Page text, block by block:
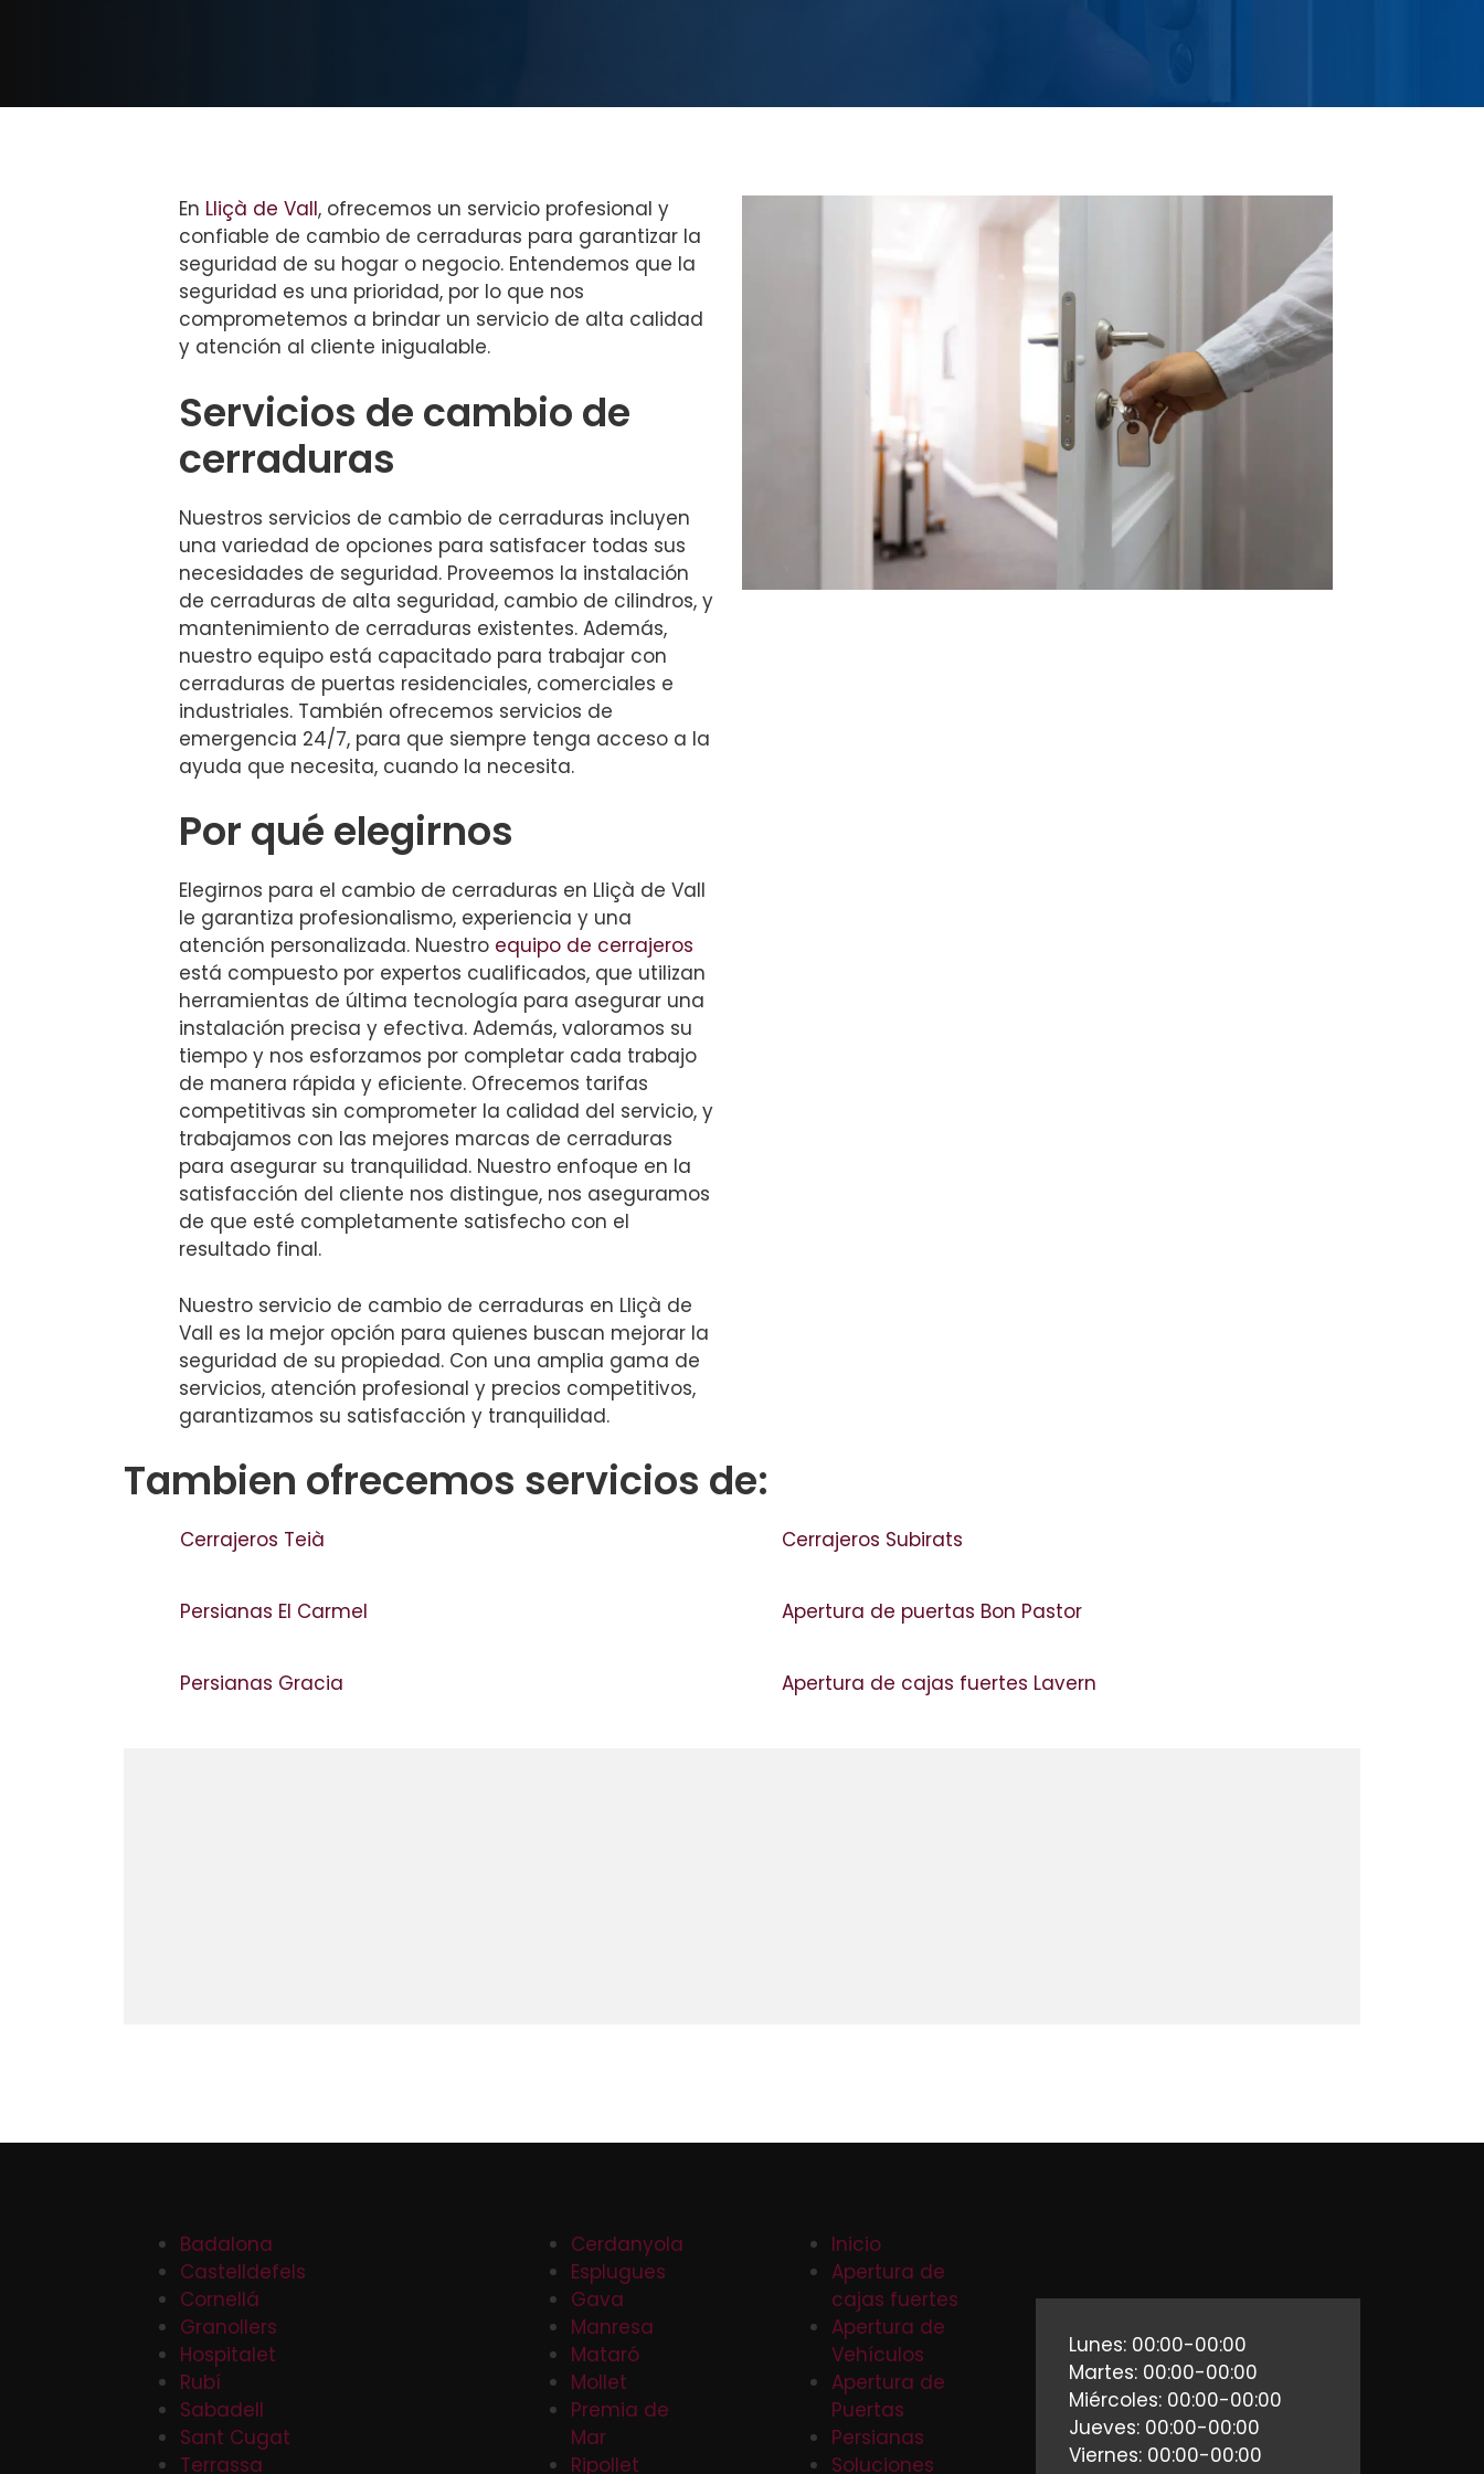
En Lliçà de Vall, ofrecemos un servicio profesional y
confiable de cambio de cerraduras para garantizar la
seguridad de su hogar o negocio. Entendemos que la
seguridad es una prioridad, por lo que nos
comprometemos a brindar un servicio de alta calidad
y atención al cliente inigualable.
Servicios de cambio de
cerraduras
Nuestros servicios de cambio de cerraduras incluyen
una variedad de opciones para satisfacer todas sus
necesidades de seguridad. Proveemos la instalación
de cerraduras de alta seguridad, cambio de cilindros, y
mantenimiento de cerraduras existentes. Además,
nuestro equipo está capacitado para trabajar con
cerraduras de puertas residenciales, comerciales e
industriales. También ofrecemos servicios de
emergencia 24/7, para que siempre tenga acceso a la
ayuda que necesita, cuando la necesita.
Por qué elegirnos
Elegirnos para el cambio de cerraduras en Lliçà de Vall
le garantiza profesionalismo, experiencia y una
atención personalizada. Nuestro equipo de cerrajeros
está compuesto por expertos cualificados, que utilizan
herramientas de última tecnología para asegurar una
instalación precisa y efectiva. Además, valoramos su
tiempo y nos esforzamos por completar cada trabajo
de manera rápida y eficiente. Ofrecemos tarifas
competitivas sin comprometer la calidad del servicio, y
trabajamos con las mejores marcas de cerraduras
para asegurar su tranquilidad. Nuestro enfoque en la
satisfacción del cliente nos distingue, nos aseguramos
de que esté completamente satisfecho con el
resultado final.
Nuestro servicio de cambio de cerraduras en Lliçà de
Vall es la mejor opción para quienes buscan mejorar la
seguridad de su propiedad. Con una amplia gama de
servicios, atención profesional y precios competitivos,
garantizamos su satisfacción y tranquilidad.
Tambien ofrecemos servicios de:
Cerrajeros Teià Cerrajeros Subirats
Persianas El Carmel Apertura de puertas Bon Pastor
Persianas Gracia Apertura de cajas fuertes Lavern
Badalona
Castelldefels
Cornellá
Granollers
Hospitalet
Rubí
Sabadell
Sant Cugat
Terrassa
Cerdanyola
Esplugues
Gava
Manresa
Mataró
Mollet
Premia de
Mar
Ripollet
Inicio
Apertura de
cajas fuertes
Apertura de
Vehículos
Apertura de
Puertas
Persianas
Soluciones
Lunes: 00:00-00:00
Martes: 00:00-00:00
Miércoles: 00:00-00:00
Jueves: 00:00-00:00
Viernes: 00:00-00:00